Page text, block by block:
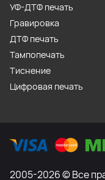
УФ-ДТФ печать
Гравировка
ДТФ печать
Тампопечать
Тиснение
Цифровая печать
2005-2026 © Все